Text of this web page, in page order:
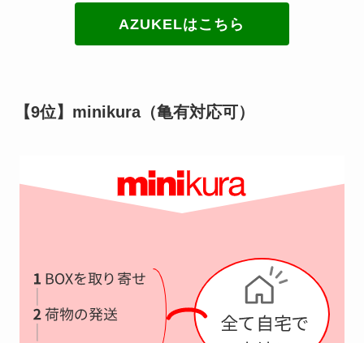
AZUKELはこちら
【9位】minikura（亀有対応可）